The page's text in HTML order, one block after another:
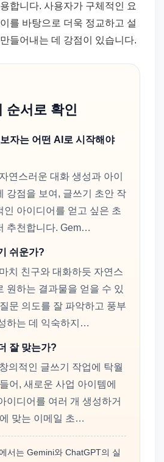
합니다. 사용자가 구체적인 요
를 바탕으로 더욱 정교하고 설
들어내는 데 강점이 있습니다.
순서로 확인
자는 어떤 AI로 시작해야
연스러운 대화 생성과 아이
강점을 보여, 글쓰기 초안 작
인 아이디어를 얻고 싶은 초
추천합니다. Gem…
쉬운가?
치 친구와 대화하듯 자연스
원하는 결과물을 얻을 수 있
문 의도를 잘 파악하고 풍부
하는 데 익숙하지…
잘 맞는가?
의적인 글쓰기 작업에 탁월
어, 새로운 사업 아이템에
이디어를 여러 개 생성하거
맞는 이메일 초…
서는 Gemini와 ChatGPT의 실